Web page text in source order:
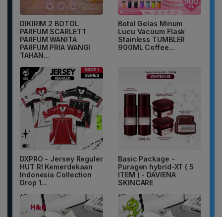
DIKIRIM 2 BOTOL
PARFUM SCARLETT
PARFUM WANITA
PARFUM PRIA WANGI
TAHAN...
Botol Gelas Minum
Lucu Vacuum Flask
Stainless TUMBLER
900ML Coffee...
DXPRO - Jersey Reguler
HUT RI Kemerdekaan
Indonesia Collection
Drop 1...
Basic Package -
Puragen hybrid-XT ( 5
ITEM ) - DAVIENA
SKINCARE